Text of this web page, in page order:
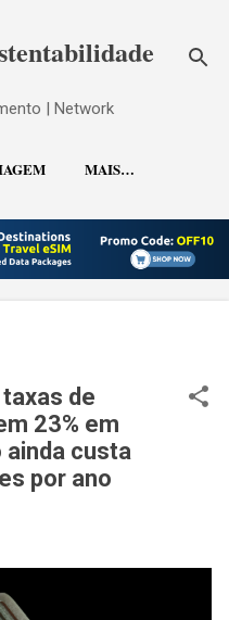
| Network
MAIS…
de
23% em
ainda custa
por ano